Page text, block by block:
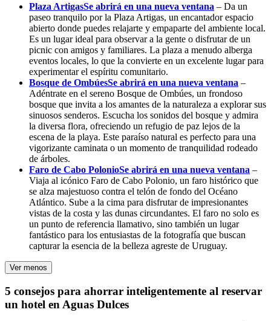
Plaza ArtigasSe abrirá en una nueva ventana – Da un
paseo tranquilo por la Plaza Artigas, un encantador espacio
abierto donde puedes relajarte y empaparte del ambiente local.
Es un lugar ideal para observar a la gente o disfrutar de un
picnic con amigos y familiares. La plaza a menudo alberga
eventos locales, lo que la convierte en un excelente lugar para
experimentar el espíritu comunitario.
Bosque de OmbúesSe abrirá en una nueva ventana –
Adéntrate en el sereno Bosque de Ombúes, un frondoso
bosque que invita a los amantes de la naturaleza a explorar sus
sinuosos senderos. Escucha los sonidos del bosque y admira
la diversa flora, ofreciendo un refugio de paz lejos de la
escena de la playa. Este paraíso natural es perfecto para una
vigorizante caminata o un momento de tranquilidad rodeado
de árboles.
Faro de Cabo PolonioSe abrirá en una nueva ventana –
Viaja al icónico Faro de Cabo Polonio, un faro histórico que
se alza majestuoso contra el telón de fondo del Océano
Atlántico. Sube a la cima para disfrutar de impresionantes
vistas de la costa y las dunas circundantes. El faro no solo es
un punto de referencia llamativo, sino también un lugar
fantástico para los entusiastas de la fotografía que buscan
capturar la esencia de la belleza agreste de Uruguay.
Ver menos
5 consejos para ahorrar inteligentemente al reservar
un hotel en Aguas Dulces